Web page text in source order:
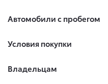
Автомобили с пробегом
Условия покупки
Владельцам